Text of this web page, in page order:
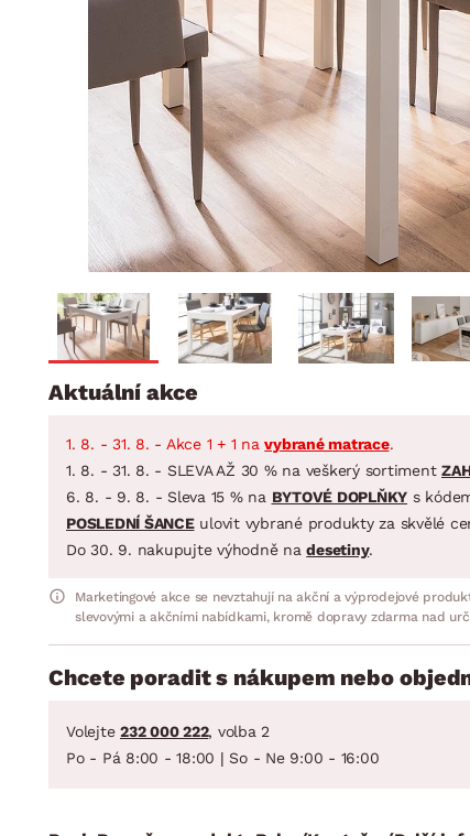
Dětský pokoj
Předsíň, šatna a chodba
Kuchyně
Koupelna
Zahrada
Domácnost
Polštáře
Závěsy a žaluzie
STOLOVÁNÍ A
Jídelní servis
Příbory
Hrnce
Zobrazit vše
VELIKONOCE
Koupelnové
Jídelní
Zahradní
Aktuální akce
1. 8. - 31. 8. - Akce 1 + 1 navybrané matrace.
1. 8. - 31. 8. - SLEVA AŽ 30 % na veškerý sortiment
6. 8. - 9. 8. - Sleva 15 % na BYTOVÉ DOPLŇKY s
POSLEDNÍ ŠANCEulovit vybrané produkty za skvělé
Do 30. 9. nakupujte výhodně nadesetiny.
Marketingové akce se nevztahují na akční a výprodejové
slevovými a akčními nabídkami, kromě dopravy zdarma nad
Chcete poradit s nákupem nebo
Volejte 232 000 222, volba 2
Po - Pá 8:00 - 18:00 | So - Ne 9:00 - 16:00